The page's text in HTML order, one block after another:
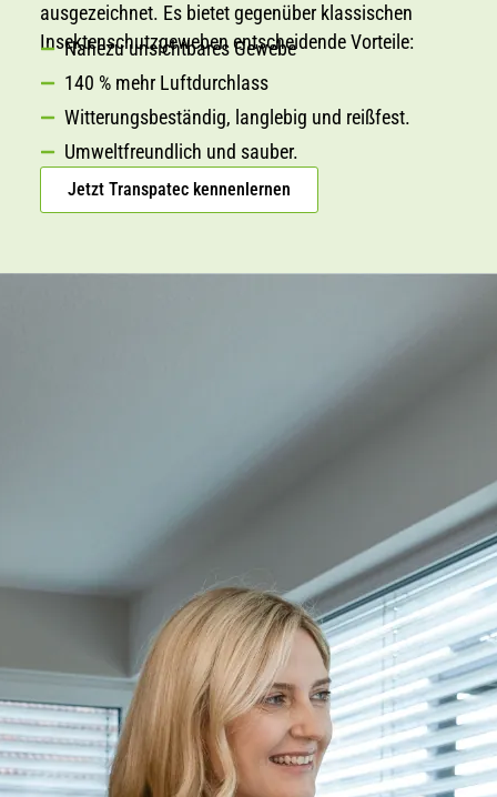
ausgezeichnet. Es bietet gegenüber klassischen
Insektenschutzgeweben entscheidende Vorteile:
Nahezu unsichtbares Gewebe
140 % mehr Luftdurchlass
Witterungsbeständig, langlebig und reißfest.
Umweltfreundlich und sauber.
Jetzt Transpatec kennenlernen